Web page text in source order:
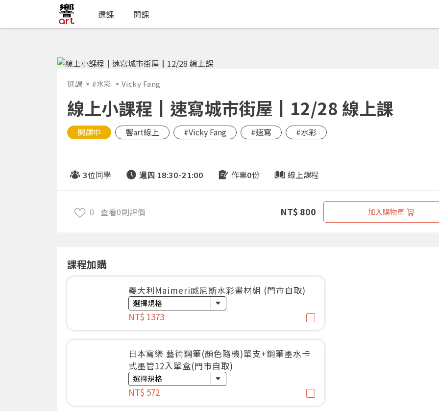
選課 開課
選課 #水彩 Vicky Fang
線上小課程┃速寫城市街屋┃12/28 線上課
開課中 響art線上 #Vicky Fang #速寫 #水彩
3位同學 週四 18:30-21:00 作業0份 線上課程
0 查看0則評價 NT$ 800 加入購物車
課程加購
義大利Maimeri威尼斯水彩畫材組 (門市自取)
NT$ 1373
日本寫樂 藝術鋼筆(顏色隨機)單支+鋼筆墨水卡
式墨管12入單盒(門市自取)
NT$ 572